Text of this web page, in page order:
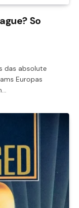
So
das absolute
Europas